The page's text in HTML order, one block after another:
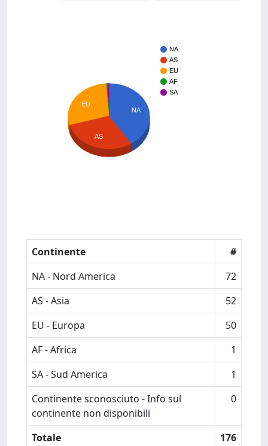
NA
AS
EU
AF
SA
NA
EU
AS
Continente
#
NA - Nord America
72
AS - Asia
52
EU - Europa
50
AF - Africa
1
SA - Sud America
1
Continente sconosciuto - Info sul
continente non disponibili
0
Totale 176